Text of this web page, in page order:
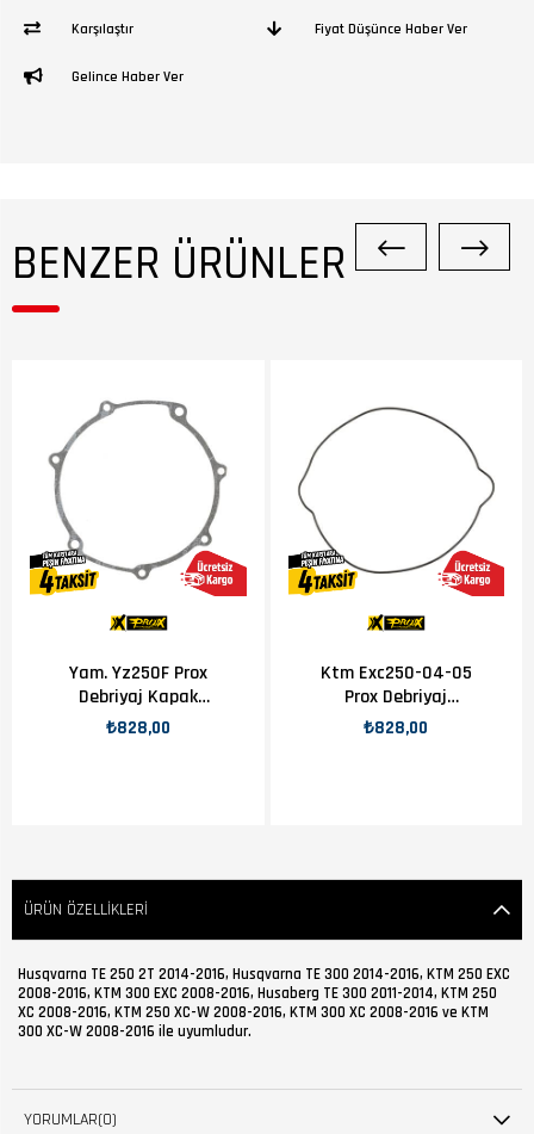
Karşılaştır Fiyat Düşünce Haber Ver
Gelince Haber Ver
BENZER ÜRÜNLER
Yam. Yz250F Prox
Debriyaj Kapak
Contası
₺828,00
Ktm Exc250-04-05
Prox Debriyaj
Kapak Contası
₺828,00
ÜRÜN ÖZELLIKLERI
Husqvarna TE 250 2T 2014-2016, Husqvarna TE 300 2014-2016, KTM 250 EXC
2008-2016, KTM 300 EXC 2008-2016, Husaberg TE 300 2011-2014, KTM 250
XC 2008-2016, KTM 250 XC-W 2008-2016, KTM 300 XC 2008-2016 ve KTM
300 XC-W 2008-2016 ile uyumludur.
YORUMLAR(0)